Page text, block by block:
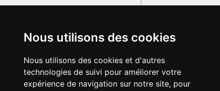
Nous utilisons des cookies
Nous utilisons des cookies et d'autres
technologies de suivi pour améliorer votre
expérience de navigation sur notre site, pour